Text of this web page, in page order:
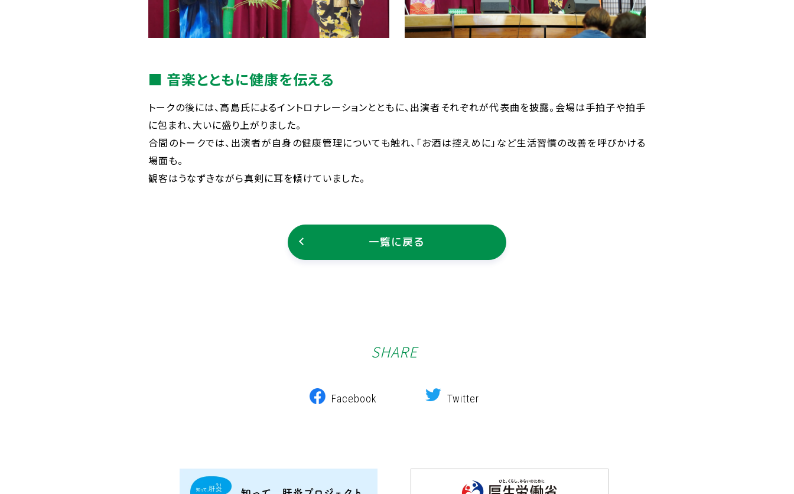
■ 音楽とともに健康を伝える
トークの後には、高島氏によるイントロナレーションとともに、出演者それぞれが代表曲を披露。会場は手拍子や拍手
に包まれ、大いに盛り上がりました。
合間のトークでは、出演者が自身の健康管理についても触れ、「お酒は控えめに」など生活習慣の改善を呼びかける
場面も。
観客はうなずきながら真剣に耳を傾けていました。
一覧に戻る
SHARE
Facebook Twitter